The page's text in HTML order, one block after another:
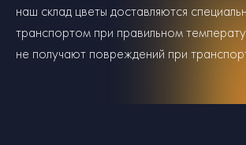
наш склад цветы доставляются
транспортом при правильном
не получают повреждений при